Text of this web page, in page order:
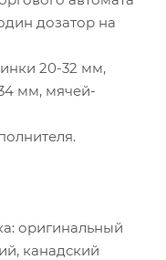
дозатор на
20-32 мм,
мм, мячей-
оригинальный
канадский